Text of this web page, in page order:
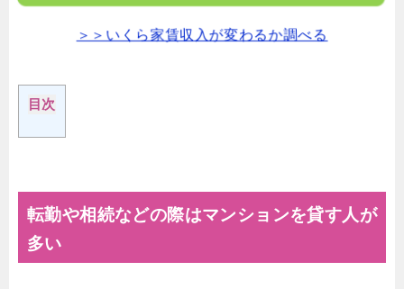
＞＞いくら家賃収入が変わるか調べる
目次
転勤や相続などの際はマンションを貸す人が
多い